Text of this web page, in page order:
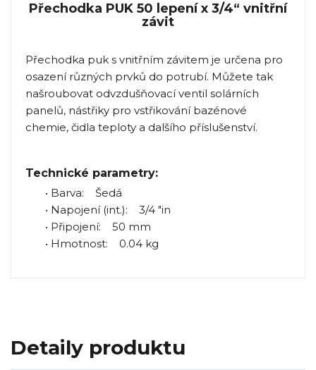
Přechodka PUK 50 lepení x 3/4“ vnitřní
závit
Přechodka puk s vnitřním závitem je určena pro
osazení různých prvků do potrubí. Můžete tak
našroubovat odvzdušňovací ventil solárních
panelů, nástřiky pro vstřikování bazénové
chemie, čidla teploty a dalšího příslušenství.
Technické parametry:
• Barva: Šedá
• Napojení (int.): 3/4 "in
• Připojení: 50 mm
• Hmotnost: 0.04 kg
Detaily produktu